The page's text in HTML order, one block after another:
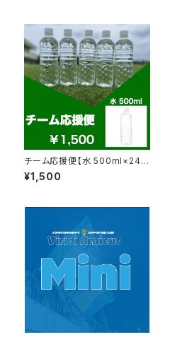
チーム応援便【水 500ml×24
本】
¥1,500